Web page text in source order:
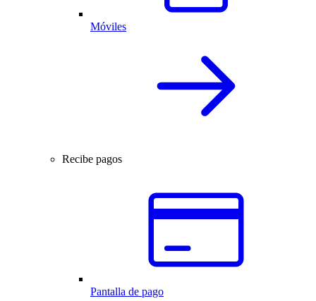
Móviles
Recibe pagos
Pantalla de pago